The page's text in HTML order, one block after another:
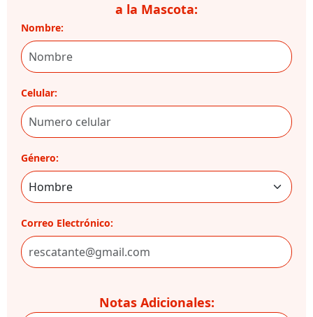
a la Mascota:
Nombre:
Celular:
Género:
Correo Electrónico:
Notas Adicionales: